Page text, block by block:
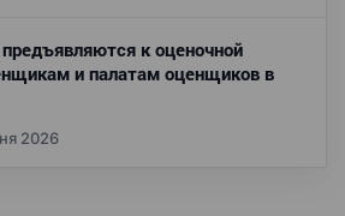
к оценочной
и палатам оценщиков в
2026